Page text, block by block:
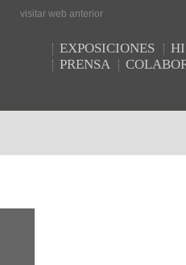
visitar web anterior
EXPOSICIONES
PRENSA